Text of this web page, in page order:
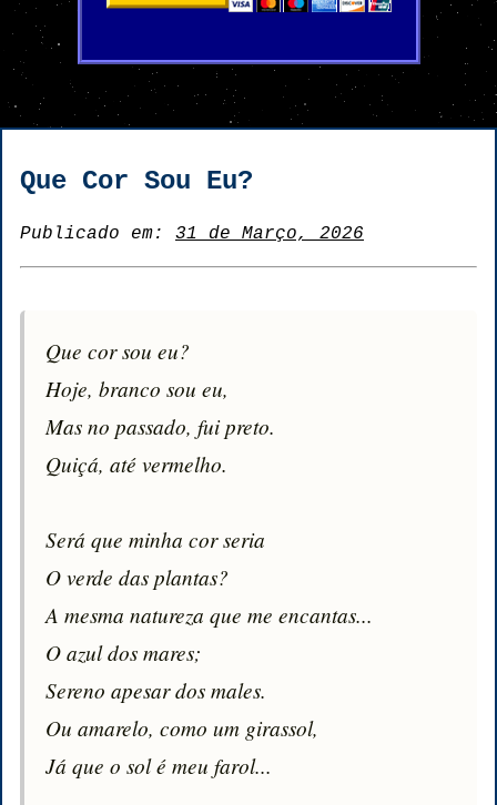
Que Cor Sou Eu?
Publicado em: 31 de Março, 2026
Que cor sou eu?
Hoje, branco sou eu,
Mas no passado, fui preto.
Quiçá, até vermelho.
Será que minha cor seria
O verde das plantas?
A mesma natureza que me encantas...
O azul dos mares;
Sereno apesar dos males.
Ou amarelo, como um girassol,
Já que o sol é meu farol...